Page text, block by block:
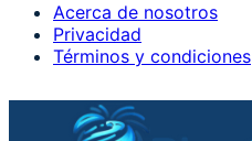
Acerca de nosotros
Privacidad
Términos y condiciones